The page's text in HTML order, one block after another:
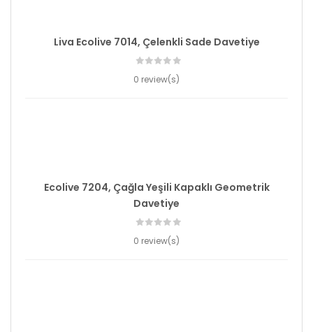
Liva Ecolive 7014, Çelenkli Sade Davetiye
0 review(s)
Ecolive 7204, Çağla Yeşili Kapaklı Geometrik
Davetiye
0 review(s)